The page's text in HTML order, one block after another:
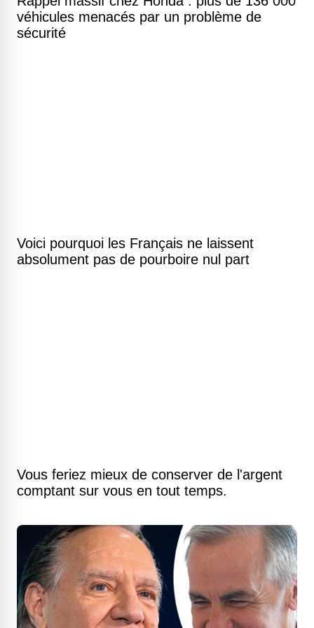
véhicules menacés par un problème de
sécurité
Voici pourquoi les Français ne laissent
absolument pas de pourboire nul part
Vous feriez mieux de conserver de l'argent
comptant sur vous en tout temps.